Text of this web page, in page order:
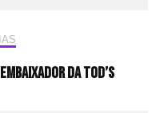
da Tod’s